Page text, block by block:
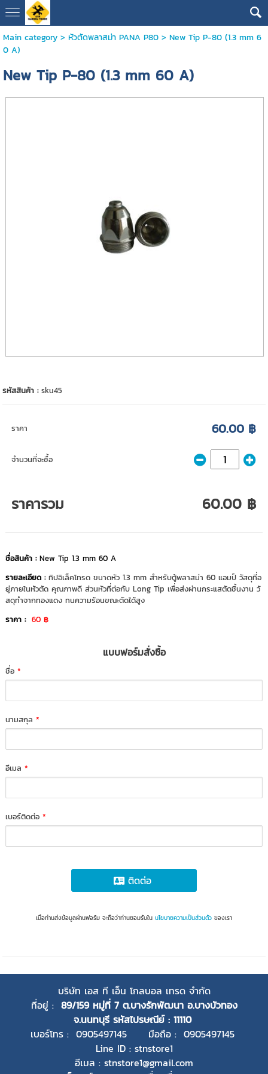
Main category> หัวตัดพลาสม่า PANA P80> New Tip P-80 (1.3 mm 6
0 A)
New Tip P-80 (1.3 mm 60 A)
รหัสสินค้า :sku45
ราคา 60.00 ฿
จำนวนที่จะซื้อ
ราคารวม 60.00 ฿
ชื่อสินค้า :New Tip 1.3 mm 60 A
รายละเอียด :ทิปอิเล็คโทรด ขนาดหัว 1.3 mm สำหรับตู้พลาสม่า 60 แอมป์ วัสดุที่อ
ยู่ภายในหัวตัด คุณภาพดี ส่วนหัวที่ต่อกับ Long Tip เพื่อส่งผ่านกระแสตัดชิ้นงาน วั
สดุทำจากทองแดง ทนความร้อนขณะตัดได้สูง
ราคา : 60 ฿
แบบฟอร์มสั่งซื้อ
ชื่อ*
นามสกุล*
อีเมล*
เบอร์ติดต่อ*
ติดต่อ
เมื่อท่านส่งข้อมูลผ่านฟอร์ม จะถือว่าท่านยอมรับใน นโยบายความเป็นส่วนตัว ของเรา
บริษัท เอส ที เอ็น โกลบอล เทรด จำกัด
ที่อยู่ : 89/159 หมู่ที่ 7 ต.บางรักพัฒนา อ.บางบัวทอง
จ.นนทบุรี รหัสไปรษณีย์ : 11110
เบอร์โทร : 0905497145 มือถือ : 0905497145
Line ID : stnstore1
อีเมล : stnstore1@gmail.com